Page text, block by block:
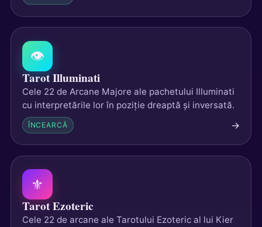
👁
Tarot Illuminati
Cele 22 de Arcane Majore ale pachetului Illuminati
cu interpretările lor în poziție dreaptă și inversată.
ÎNCEARCĂ →
⚜
Tarot Ezoteric
Cele 22 de arcane ale Tarotului Ezoteric al lui Kier